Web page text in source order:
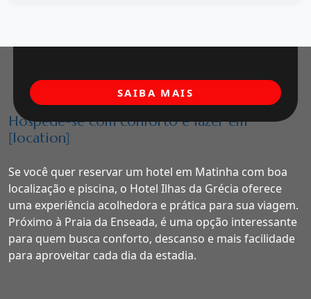
Hospede-se com conforto e lazer em
[location]
Se você quer reservar um hotel em Matinha com boa
localização e piscina, o Hotel Ilhas da Grécia oferece
uma experiência acolhedora e prática para sua viagem.
Próximo à Praia da Enseada, é uma opção interessante
para quem busca conforto, descanso e mais facilidade
para aproveitar cada dia da estadia.
SAIBA MAIS